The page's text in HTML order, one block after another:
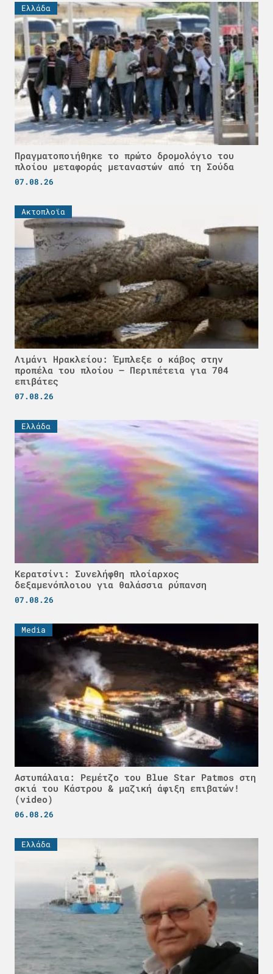
Ελλάδα
Πραγματοποιήθηκε το πρώτο δρομολόγιο του
πλοίου μεταφοράς μεταναστών από τη Σούδα
07.08.26
Ακτοπλοϊα
Λιμάνι Ηρακλείου: Έμπλεξε ο κάβος στην
προπέλα του πλοίου – Περιπέτεια για 704
επιβάτες
07.08.26
Ελλάδα
Κερατσίνι: Συνελήφθη πλοίαρχος
δεξαμενόπλοιου για θαλάσσια ρύπανση
07.08.26
Media
Αστυπάλαια: Ρεμέτζο του Blue Star Patmos στη
σκιά του Κάστρου & μαζική άφιξη επιβατών!
(video)
06.08.26
Ελλάδα